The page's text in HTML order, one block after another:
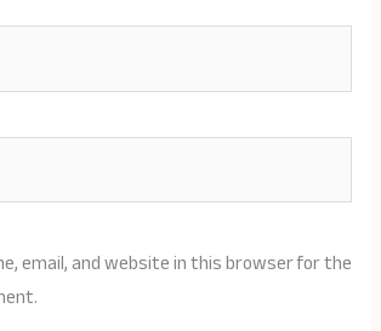
email, and website in this browser for the